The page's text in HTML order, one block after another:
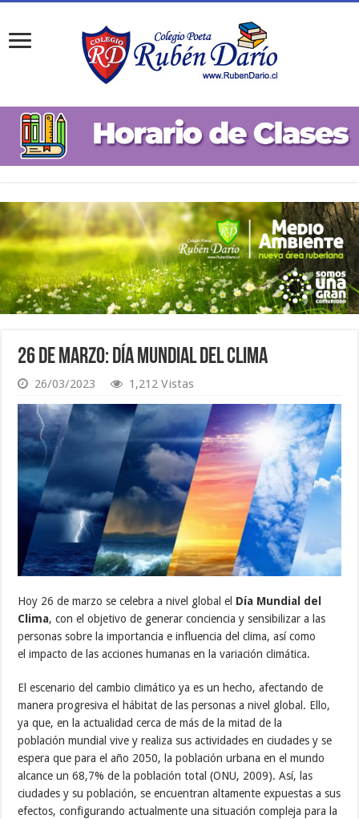
26 de Marzo: Día Mundial del Clima
26/03/2023 1,212 Vistas
Hoy 26 de marzo se celebra a nivel global el Día Mundial del
Clima, con el objetivo de generar conciencia y sensibilizar a las
personas sobre la importancia e influencia del clima, así como
el impacto de las acciones humanas en la variación climática.
El escenario del cambio climático ya es un hecho, afectando de
manera progresiva el hábitat de las personas a nivel global. Ello,
ya que, en la actualidad cerca de más de la mitad de la
población mundial vive y realiza sus actividades en ciudades y se
espera que para el año 2050, la población urbana en el mundo
alcance un 68,7% de la población total (ONU, 2009). Así, las
ciudades y su población, se encuentran altamente expuestas a sus
efectos, configurando actualmente una situación compleja para la